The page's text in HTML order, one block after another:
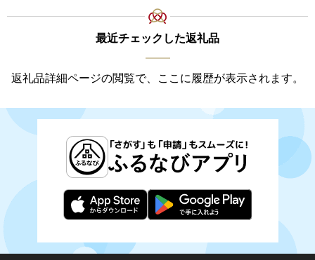
最近チェックした返礼品
返礼品詳細ページの閲覧で、ここに履歴が表示されます。